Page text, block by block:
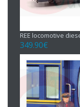
REE locomotive
349.90€